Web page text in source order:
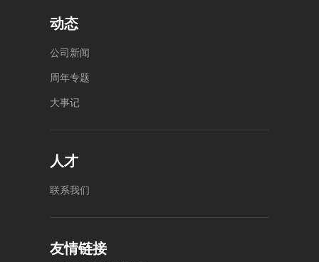
动态
公司 新闻
周年专题
大事记
人才
联系我们
友情链接